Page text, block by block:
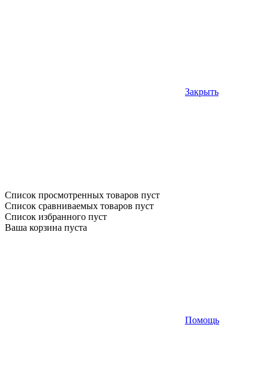
Закрыть
Список просмотренных товаров пуст
Список сравниваемых товаров пуст
Список избранного пуст
Ваша корзина пуста
Помощь